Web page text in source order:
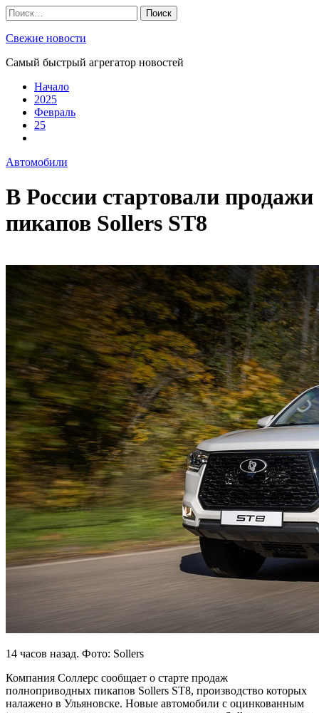
Skip
to
content
Найти:
Свежие новости
Самый быстрый агрегатор новостей
Начало
2025
Февраль
25
Автомобили
В России стартовали продажи
пикапов Sollers ST8
14 часов назад. Фото: Sollers
Компания Соллерс сообщает о старте продаж
полноприводных пикапов Sollers ST8, производство которых
налажено в Ульяновске. Новые автомобили с оцинкованным